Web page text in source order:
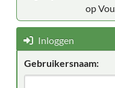
op
Inloggen
Gebruikersnaam: